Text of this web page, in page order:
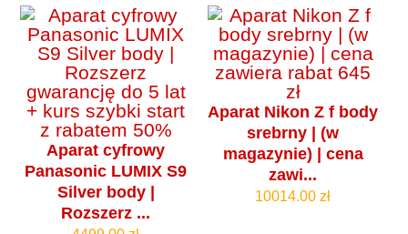
Aparat cyfrowy
Panasonic LUMIX S9
Silver body |
Rozszerz ...
Aparat Nikon Z f body
srebrny | (w
magazynie) | cena
zawi...
10014.00 zł